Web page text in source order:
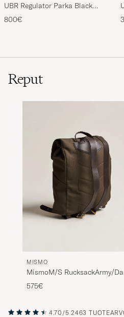
UBR Regulator Parka Black
Storm
800€
Reput
MISMO
MismoM/S RucksackArmy/
Brown
575€
4.70/5 2463